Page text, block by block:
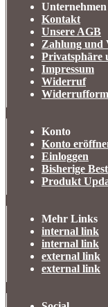
Unternehmen
Kontakt
Unsere AGB
Zahlung und
Privatsphäre
Impressum
Widerruf
Konto
Konto
Einloggen
Bisherige
Produkt
Mehr Links
internal link
internal link
external link
external link